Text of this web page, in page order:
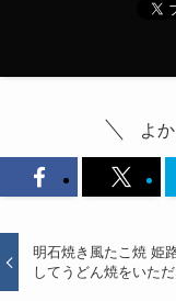
よ
明石焼き風たこ焼 姫
してうどん焼をいた